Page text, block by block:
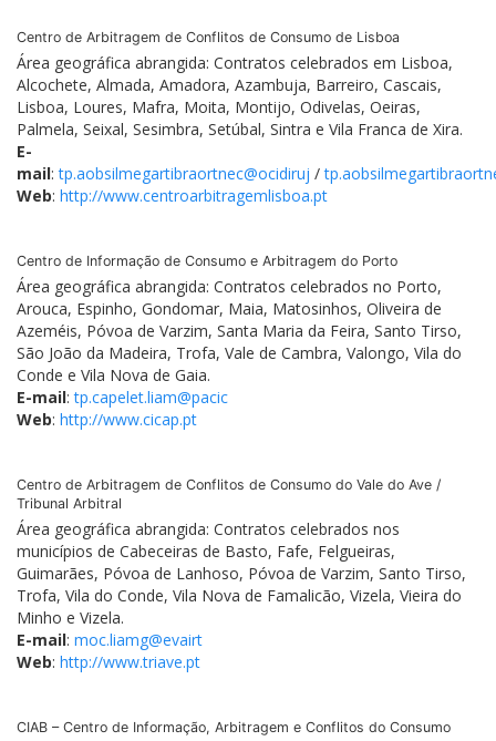
Centro de Arbitragem de Conflitos de Consumo de Lisboa
Área geográfica abrangida: Contratos celebrados em Lisboa,
Alcochete, Almada, Amadora, Azambuja, Barreiro, Cascais,
Lisboa, Loures, Mafra, Moita, Montijo, Odivelas, Oeiras,
Palmela, Seixal, Sesimbra, Setúbal, Sintra e Vila Franca de Xira.
E-
mail:tp.aobsilmegartibraortnec@ocidiruj /
Web: http://www.centroarbitragemlisboa.pt
Centro de Informação de Consumo e Arbitragem do Porto
Área geográfica abrangida: Contratos celebrados no Porto,
Arouca, Espinho, Gondomar, Maia, Matosinhos, Oliveira de
Azeméis, Póvoa de Varzim, Santa Maria da Feira, Santo Tirso,
São João da Madeira, Trofa, Vale de Cambra, Valongo, Vila do
Conde e Vila Nova de Gaia.
E-mail:tp.capelet.liam@pacic
Web: http://www.cicap.pt
Centro de Arbitragem de Conflitos de Consumo do Vale do Ave /
Tribunal Arbitral
Área geográfica abrangida: Contratos celebrados nos
municípios de Cabeceiras de Basto, Fafe, Felgueiras,
Guimarães, Póvoa de Lanhoso, Póvoa de Varzim, Santo Tirso,
Trofa, Vila do Conde, Vila Nova de Famalicão, Vizela, Vieira do
Minho e Vizela.
E-mail: moc.liamg@evairt
Web: http://www.triave.pt
CIAB – Centro de Informação, Arbitragem e Conflitos do Consumo